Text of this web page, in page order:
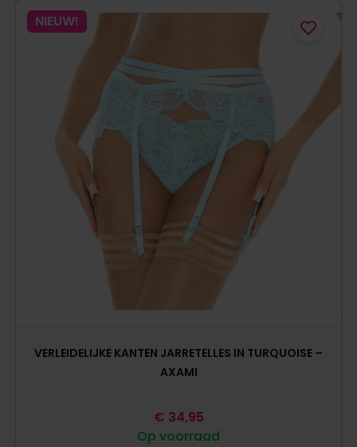
NIEUW!
VERLEIDELIJKE KANTEN JARRETELLES IN TURQUOISE –
AXAMI
Op voorraad
€ 34,95